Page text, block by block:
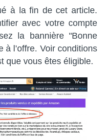
à la fin de cet article.
avec votre compte
la bannière "Bonne
à l’offre. Voir conditions
que vous êtes éligible.